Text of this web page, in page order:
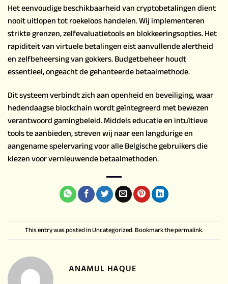
Het eenvoudige beschikbaarheid van cryptobetalingen dient
nooit uitlopen tot roekeloos handelen. Wij implementeren
strikte grenzen, zelfevaluatietools en blokkeeringsopties. Het
rapiditeit van virtuele betalingen eist aanvullende alertheid
en zelfbeheersing van gokkers. Budgetbeheer houdt
essentieel, ongeacht de gehanteerde betaalmethode.
Dit systeem verbindt zich aan openheid en beveiliging, waar
hedendaagse blockchain wordt geïntegreerd met bewezen
verantwoord gamingbeleid. Middels educatie en intuïtieve
tools te aanbieden, streven wij naar een langdurige en
aangename spelervaring voor alle Belgische gebruikers die
kiezen voor vernieuwende betaalmethoden.
This entry was posted inUncategorized. Bookmark thepermalink.
ANAMUL HAQUE